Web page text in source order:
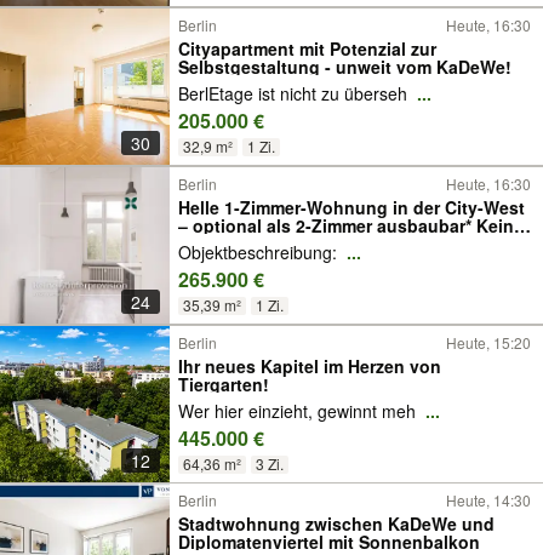
30
Berlin Heute, 16:30
Cityapartment mit Potenzial zur
Selbstgestaltung - unweit vom KaDeWe!
BerlEtage ist nicht zu überseh ...
205.000 €
32,9 m² 1 Zi.
24
Berlin Heute, 16:30
Helle 1-Zimmer-Wohnung in der City-West
– optional als 2-Zimmer ausbaubar* Keine
Käuferprovision
Objektbeschreibung: ...
265.900 €
35,39 m² 1 Zi.
12
Berlin Heute, 15:20
Ihr neues Kapitel im Herzen von
Tiergarten!
Wer hier einzieht, gewinnt meh ...
445.000 €
64,36 m² 3 Zi.
Berlin Heute, 14:30
Stadtwohnung zwischen KaDeWe und
Diplomatenviertel mit Sonnenbalkon